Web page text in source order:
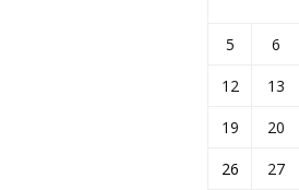
5
6
12
13
19
20
26
27